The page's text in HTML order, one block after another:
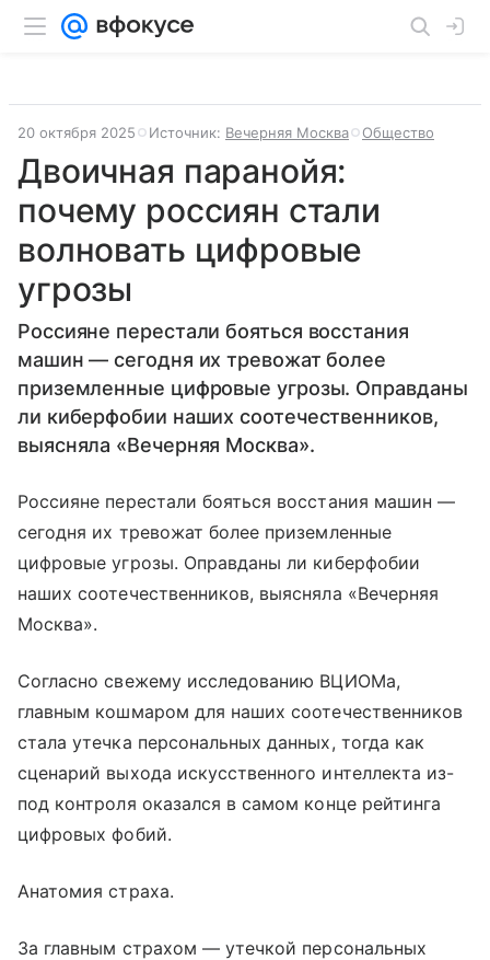
20 октября 2025 Источник: Вечерняя Москва Общество
Двоичная паранойя:
почему россиян стали
волновать цифровые
угрозы
Россияне перестали бояться восстания
машин — сегодня их тревожат более
приземленные цифровые угрозы. Оправданы
ли киберфобии наших соотечественников,
выясняла «Вечерняя Москва».
Россияне перестали бояться восстания машин —
сегодня их тревожат более приземленные
цифровые угрозы. Оправданы ли киберфобии
наших соотечественников, выясняла «Вечерняя
Москва».
Согласно свежему исследованию ВЦИОМа,
главным кошмаром для наших соотечественников
стала утечка персональных данных, тогда как
сценарий выхода искусственного интеллекта из-
под контроля оказался в самом конце рейтинга
цифровых фобий.
Анатомия страха.
За главным страхом — утечкой персональных